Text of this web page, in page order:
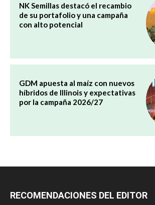
NK Semillas destacó el recambio
de su portafolio y una campaña
con alto potencial
GDM apuesta al maíz con nuevos
híbridos de Illinois y expectativas
por la campaña 2026/27
RECOMENDACIONES DEL EDITOR